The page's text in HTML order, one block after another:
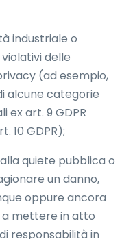
industriale o
delle
(ad esempio,
alcune categorie
ex art. 9 GDPR
10 GDPR);
quiete pubblica o
un danno,
oppure ancora
a mettere in atto
responsabilità in